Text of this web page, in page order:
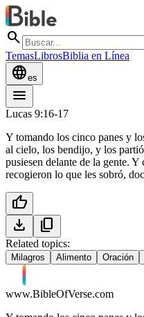
search
TemasLibrosBiblia en Línea
languagees
menu
Lucas 9:16-17
Y tomando los cinco panes y
al cielo, los bendijo, y los
pusiesen delante de la gente.
recogieron lo que les sobró,
thumb_up
download
content_copy
Related topics:
Milagros Alimento Oración
www.BibleOfVerse.com